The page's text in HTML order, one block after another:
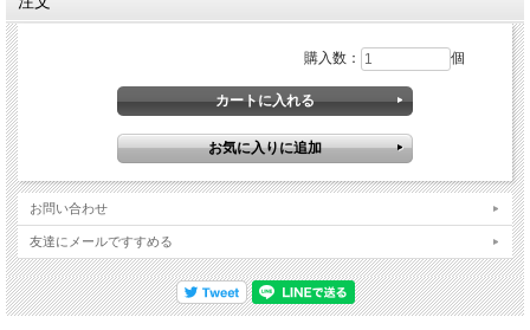
購入数： 個
お問い合わせ
友達にメールですすめる